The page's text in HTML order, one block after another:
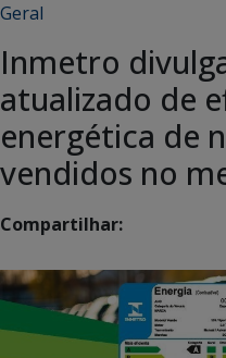
Geral
Inmetro
atualizado de
energética de
vendidos no
Compartilhar: